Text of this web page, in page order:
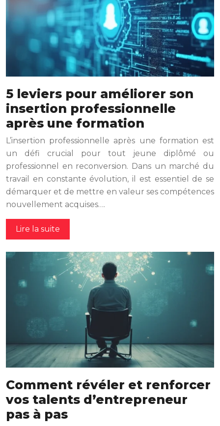
5 leviers pour améliorer son
insertion professionnelle
après une formation
L’insertion professionnelle après une formation est
un défi crucial pour tout jeune diplômé ou
professionnel en reconversion. Dans un marché du
travail en constante évolution, il est essentiel de se
démarquer et de mettre en valeur ses compétences
nouvellement acquises….
Lire la suite
Comment révéler et renforcer
vos talents d’entrepreneur
pas à pas